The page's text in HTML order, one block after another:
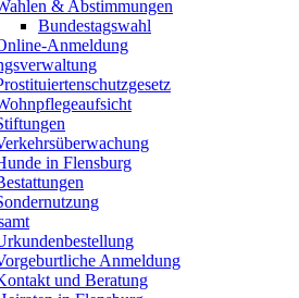
& Abstimmungen
Bundestagswahl
Anmeldung
in Flensburg
Anmeldung
und Beratung